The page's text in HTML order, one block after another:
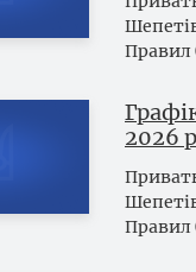
Правил
2026
Правил